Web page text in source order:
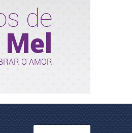
de
Mel
O AMOR